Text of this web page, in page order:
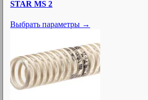
STAR MS 2
Выбрать параметры →